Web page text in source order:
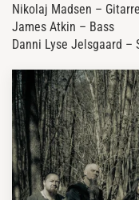
Nikolaj Madsen – Gitarre
James Atkin – Bass
Danni Lyse Jelsgaard –